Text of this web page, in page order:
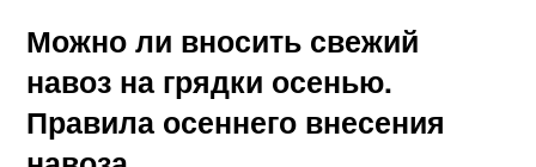
Можно ли вносить свежий
навоз на грядки осенью.
Правила осеннего внесения